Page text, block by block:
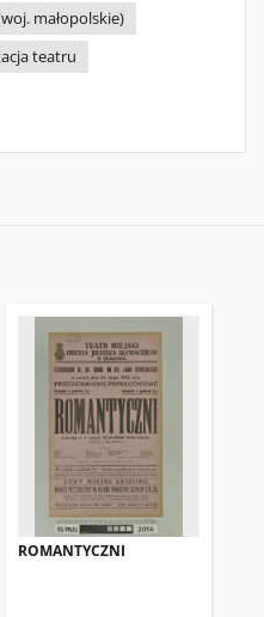
małopolskie)
teatru
ROMANTYCZNI